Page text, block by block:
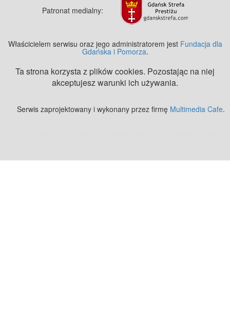
Patronat medialny:
Właścicielem serwisu oraz jego administratorem jest Fundacja dla
Gdańska i Pomorza.
Ta strona korzysta z plików cookies. Pozostając na niej
akceptujesz warunki ich używania.
Serwis zaprojektowany i wykonany przez firmę Multimedia Cafe.